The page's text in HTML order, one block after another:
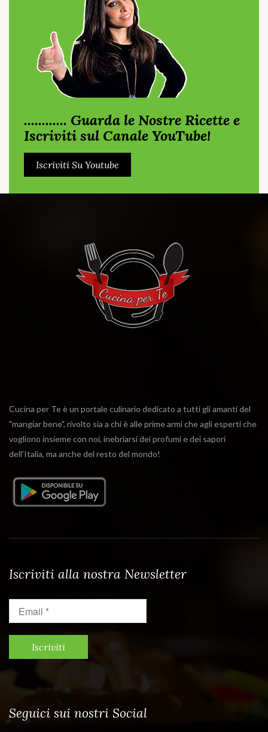
............ Guarda le Nostre Ricette e
Iscriviti sul Canale YouTube!
Iscriviti Su Youtube
Cucina per Te è un portale culinario dedicato a tutti gli amanti del
"mangiar bene", rivolto sia a chi è alle prime armi che agli esperti che
vogliono insieme con noi, inebriarsi dei profumi e dei sapori
dell'Italia, ma anche del resto del mondo!
Iscriviti alla nostra Newsletter
Seguici sui nostri Social